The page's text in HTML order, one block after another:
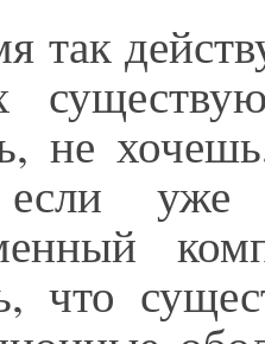
так
не
уже
что